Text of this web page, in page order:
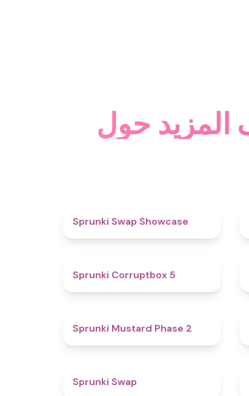
Sprunki Swap Showcase
Sprunki Corruptbox 5
Sprunki Mustard Phase 2
Sprunki Swap